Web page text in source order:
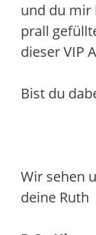
und du mir
prall
dieser VIP
Bist du
Wir sehen
deine Ruth